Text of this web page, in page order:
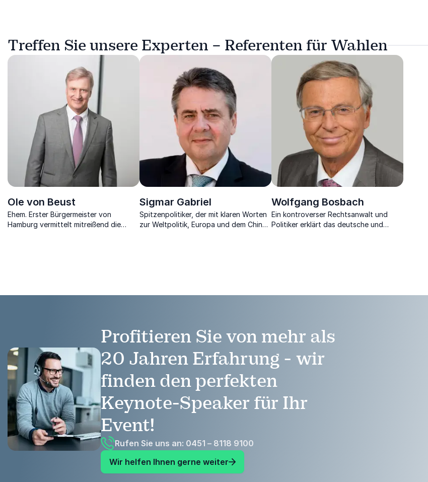
Treffen Sie unsere Experten – Referenten für Wahlen
Ole von Beust
Ehem. Erster Bürgermeister von
Hamburg vermittelt mitreißend die
Sigmar Gabriel
Spitzenpolitiker, der mit klaren Worten
zur Weltpolitik, Europa und dem China-
Wolfgang Bosbach
Ein kontroverser Rechtsanwalt und
Politiker erklärt das deutsche und
Profitieren Sie von mehr als
20 Jahren Erfahrung - wir
finden den perfekten
Keynote-Speaker für Ihr
Event!
Rufen Sie uns an: 0451 – 8118 9100
Wir helfen Ihnen gerne weiter